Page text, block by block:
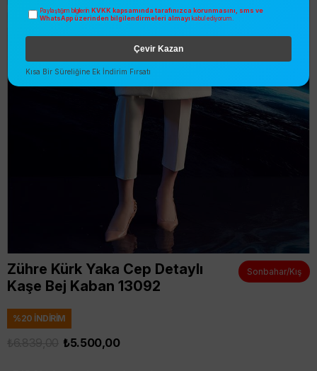
Zühre Kürk Yaka Cep Detaylı
Kaşe Bej Kaban 13092
Sonbahar/Kış
%20 İNDIRIM
₺5.500,00
Paylaştığım bilgilerin KVKK kapsamında tarafınızca korunmasını, sms ve
WhatsApp üzerinden bilgilendirmeleri almayı kabul ediyorum.
Çevir Kazan
Kısa Bir Süreliğine Ek İndirim Fırsatı